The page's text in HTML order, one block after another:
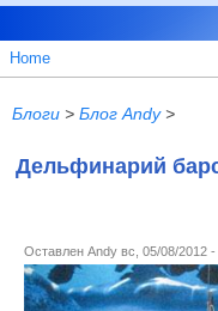
Home
Блоги > Блог Andy>
Дельфинарий
Оставлен Andy вс, 05/08/2012